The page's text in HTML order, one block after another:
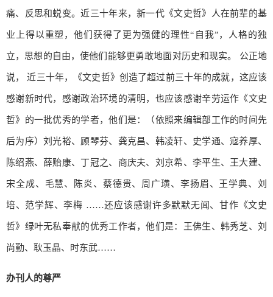
痛、反思和蜕变。近三十年来，新一代《文史哲》人在前辈的基
业上得以重塑，他们获得了更为强健的理性“自我”，人格的独
立，思想的自由，使他们能够更勇敢地面对历史和现实。 公正地
说， 近三十年，《文史哲》创造了超过前三十年的成就，这应该
感谢新时代，感谢政治环境的清明，也应该感谢辛劳运作《文史
哲》的一批优秀的学者，他们是：（依照来编辑部工作的时间先
后为序）刘光裕、顾琴芬、龚克昌、韩凌轩、史学通、寇养厚、
陈绍燕、薛贻康、丁冠之、商庆夫、刘京希、李平生、王大建、
宋全成、毛慧、陈炎、蔡德贵、周广璜、李扬眉、王学典、刘
培、范学辉、李梅 ……还应该感谢许多默默无闻、甘作《文史
哲》绿叶无私奉献的优秀工作者，他们是：王佛生、韩秀芝、刘
尚勤、耿玉晶、时东武……
办刊人的尊严